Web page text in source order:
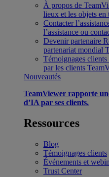
À propos de
lieux et les objets en
Contacter
l’assistance ou
Devenir partenaire
partenariat mondial
Témoignages clients
par les clients
Nouveautés
TeamViewer rapporte
d’IA par ses clients.
Ressources
Blog
Témoignages clients
Événements et
Trust Center